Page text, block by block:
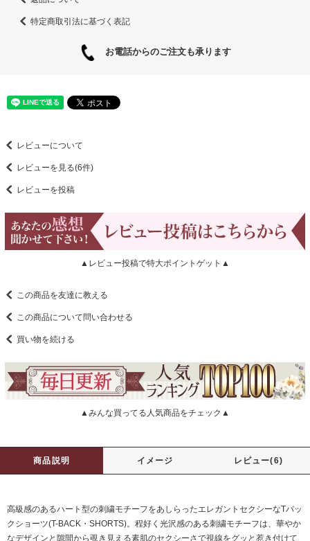
特定商取引法に基づく表記
お電話からのご注文も承ります
レビューについて
レビューを見る(6件)
レビューを投稿
▲レビュー投稿で特大ポイントゲット▲
この商品を友達に教える
この商品について問い合わせる
買い物を続ける
▲みんな買ってる人気商品をチェック▲
商品説明 イメージ レビュー(6)
高級感のあるハート型の刺繍モチーフをあしらったエレガントセクシーなTバッ
クショーツ(T-BACK・SHORTS)。程好く光沢感のある刺繍モチーフは、華やか
なデザインと隙間から覗き見える素肌のセクシーさで視線をグッと惹き付けて